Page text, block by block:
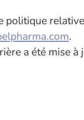
politique
.
a été mise